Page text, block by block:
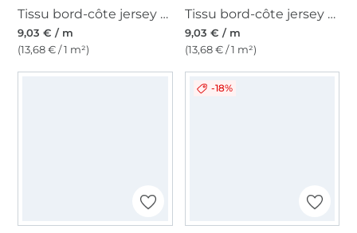
Tissu bord-côte jersey tubulaire lisse, orange rousse
9,03 € / m
(13,68 € / 1 m²)
Tissu bord-côte jersey tubulaire lisse, bleu pigeon
9,03 € / m
(13,68 € / 1 m²)
-18%